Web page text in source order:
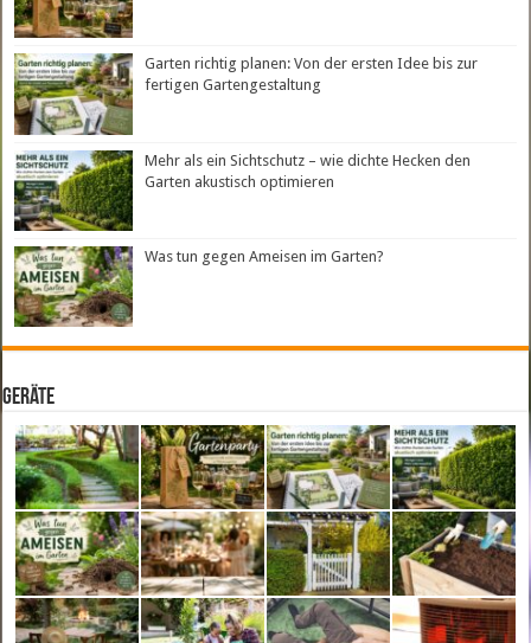
Garten richtig planen: Von der ersten Idee bis zur
fertigen Gartengestaltung
Mehr als ein Sichtschutz – wie dichte Hecken den
Garten akustisch optimieren
Was tun gegen Ameisen im Garten?
Geräte